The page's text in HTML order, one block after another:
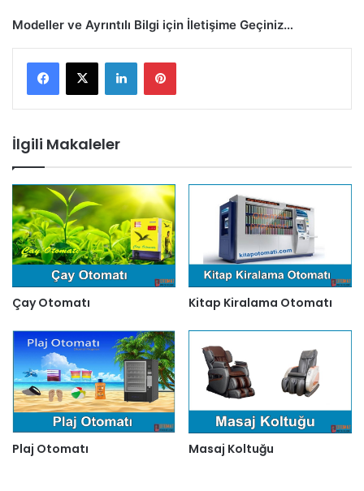
Modeller ve Ayrıntılı Bilgi için İletişime Geçiniz…
LinkedInPinterest
İlgili Makaleler
Çay Otomatı Kitap Kiralama Otomatı
Plaj Otomatı Masaj Koltuğu